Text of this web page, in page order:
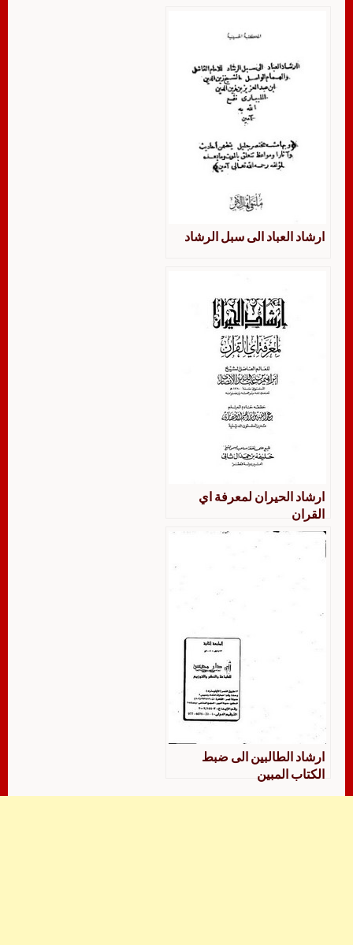
ارشاد العباد الى سبل الرشاد
ارشاد الحيران لمعرفة اي
القران
ارشاد الطالبين الى ضبط
الكتاب المبين